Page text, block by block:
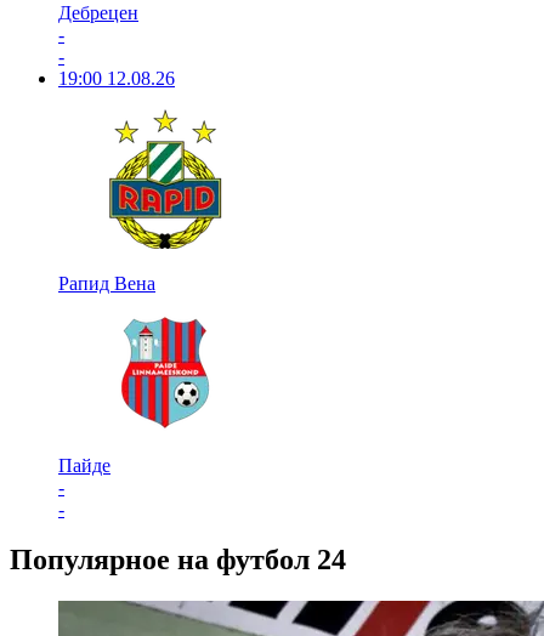
Дебрецен
-
-
19:00 12.08.26
Рапид Вена
Пайде
-
-
Популярное на футбол 24